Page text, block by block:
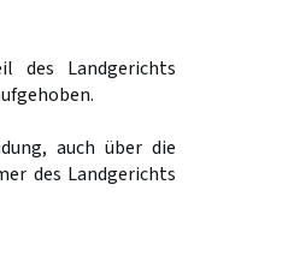
des Landgerichts
auch über die
des Landgerichts